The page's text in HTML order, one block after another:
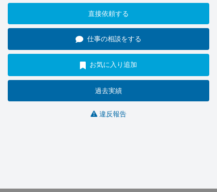
直接依頼する
仕事の相談をする
お気に入り追加
過去実績
違反報告